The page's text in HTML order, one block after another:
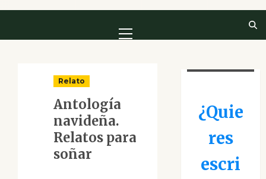
Menú
principal
Relato
Antología
navideña.
Relatos para
soñar
¿Quie
res
escri